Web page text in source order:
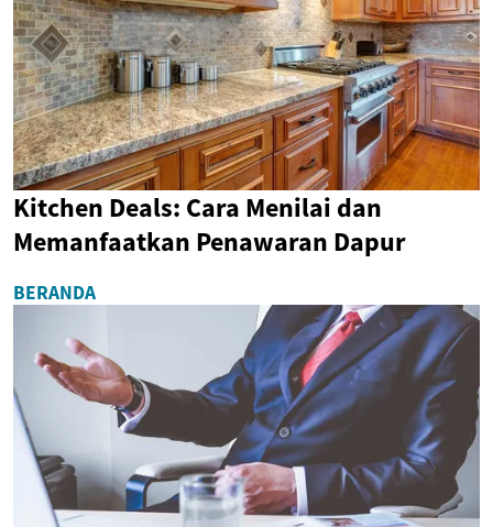
Kitchen Deals: Cara Menilai dan
Memanfaatkan Penawaran Dapur
BERANDA